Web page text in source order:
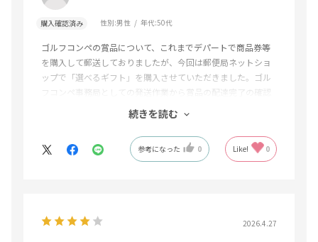
購入確認済み 性別:男性 年代:50代
ゴルフコンペの賞品について、これまでデパートで商品券等
を購入して郵送しておりましたが、今回は郵便局ネットショ
ップで「選べるギフト」を購入させていただきました。ゴル
フコンペ事務局としての発送作業から賞品の配達完了の確認
まで、簡潔に行うことが出来て助かりました。受け取られた
方からも喜びの声をいただきました。次回も是非利用したい
続きを読む
参考になった 0 Like! 0
2026.4.27